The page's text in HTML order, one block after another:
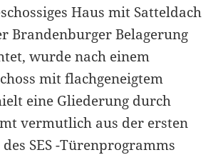
Haus mit Satteldach
Brandenburger Belagerung
wurde nach einem
mit flachgeneigtem
eine Gliederung durch
vermutlich aus der ersten
SES -Türenprogramms